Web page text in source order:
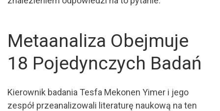
Metaanaliza Obejmuje
18 Pojedynczych Badań
Kierownik badania Tesfa Mekonen Yimer i jego
zespół przeanalizowali literaturę naukową na ten